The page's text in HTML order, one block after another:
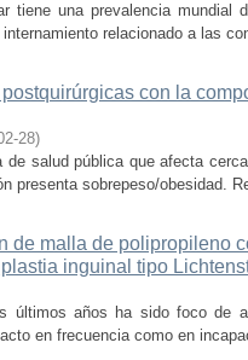
tiene una prevalencia
relacionado a las
con la
28)
de salud pública que afecta
presenta sobrepeso/obesidad.
de malla de polipropileno
inguinal tipo
últimos años ha sido foco de
en frecuencia como en